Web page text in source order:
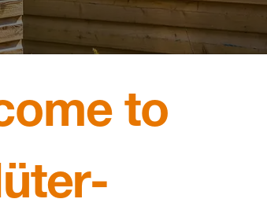
unique.
to